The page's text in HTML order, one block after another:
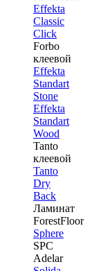
Effekta
Classic
Click
Forbo
клеевой
Effekta
Standart
Stone
Effekta
Standart
Wood
Tanto
клеевой
Tanto
Dry
Back
Ламинат
ForestFloor
Sphere
SPC
Adelar